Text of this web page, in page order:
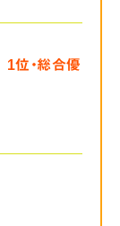
1位・総合優